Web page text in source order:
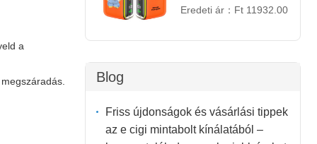
a
Eredeti ár： Ft 11932.00
Blog
Friss újdonságok és vásárlási tippek
az e cigi mintabolt kínálatából –